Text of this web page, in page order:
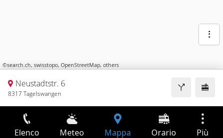
©search.ch, swisstopo, OpenStreetMap, others
Neustadtstr. 6
8317 Tagelswangen
Elenco Meteo Mappa Orario Più